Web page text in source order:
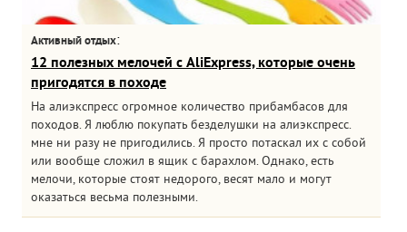
Активный отдых:
12 полезных мелочей с AliExpress, которые очень
пригодятся в походе
На алиэкспресс огромное количество прибамбасов для
походов. Я люблю покупать безделушки на алиэкспресс.
мне ни разу не пригодились. Я просто потаскал их с собой
или вообще сложил в ящик с барахлом. Однако, есть
мелочи, которые стоят недорого, весят мало и могут
оказаться весьма полезными.